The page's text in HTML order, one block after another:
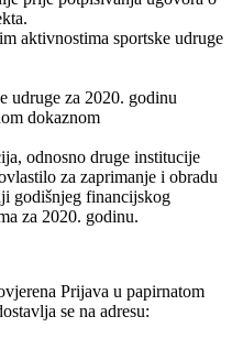
aktivnostima sportske udruge
udruge za 2020. godinu
dokaznom
odnosno druge institucije
za zaprimanje i obradu
godišnjeg financijskog
za 2020. godinu.
Prijava u papirnatom
se na adresu: